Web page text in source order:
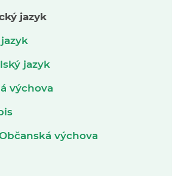
jazyk
jazyk
výchova
výchova